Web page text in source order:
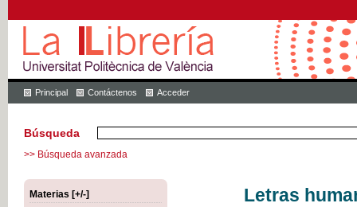
Principal Contáctenos Acceder
Búsqueda
>> Búsqueda avanzada
Materias [+/-]
Letras